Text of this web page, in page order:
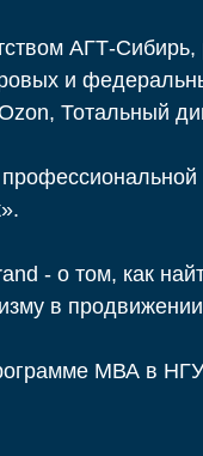
АГТ-
и
Тотальный
- о том, как
в
МВА в